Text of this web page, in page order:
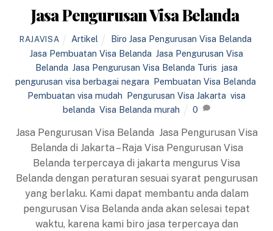
Jasa Pengurusan Visa Belanda
RAJAVISA Artikel Biro Jasa Pengurusan Visa Belanda
Jasa Pembuatan Visa Belanda Jasa Pengurusan Visa
Belanda Jasa Pengurusan Visa Belanda Turis jasa
pengurusan visa berbagai negara Pembuatan Visa Belanda
Pembuatan visa mudah Pengurusan Visa Jakarta visa
belanda ,Visa Belanda murah 0
Jasa Pengurusan Visa Belanda Jasa Pengurusan Visa
Belanda di Jakarta – Raja Visa Pengurusan Visa
Belanda terpercaya di jakarta mengurus Visa
Belanda dengan peraturan sesuai syarat pengurusan
yang berlaku. Kami dapat membantu anda dalam
pengurusan Visa Belanda anda akan selesai tepat
waktu, karena kami biro jasa terpercaya dan